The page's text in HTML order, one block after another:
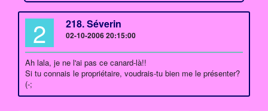
2 218. Séverin
02-10-2006 20:15:00
Ah lala, je ne l'ai pas ce canard-là!!
Si tu connais le propriétaire, voudrais-tu bien me le présenter?
(-;